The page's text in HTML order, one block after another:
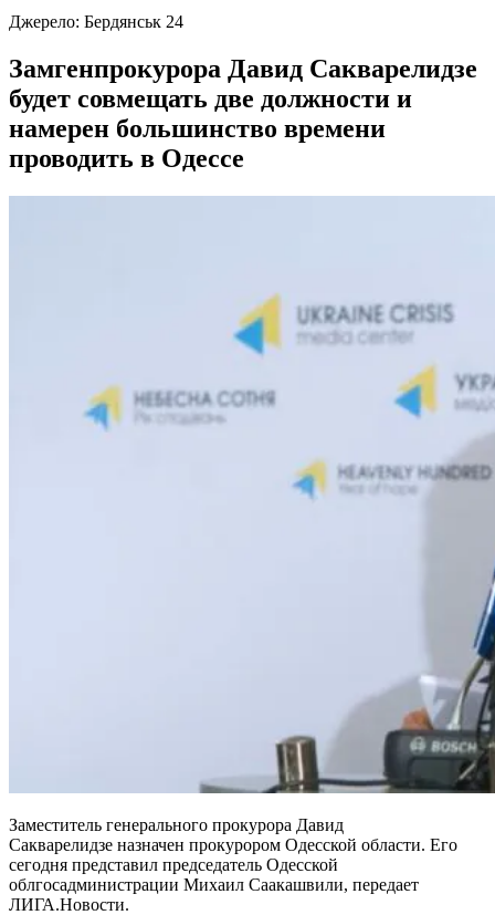
Джерело: Бердянськ 24
Замгенпрокурора Давид Сакварелидзе
будет совмещать две должности и
намерен большинство времени
проводить в Одессе
Заместитель генерального прокурора Давид
Сакварелидзе назначен прокурором Одесской области. Его
сегодня представил председатель Одесской
облгосадминистрации Михаил Саакашвили, передает
ЛИГА.Новости.